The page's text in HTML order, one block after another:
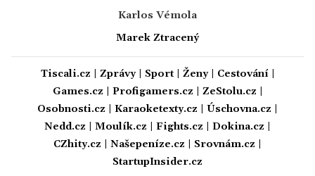
Karlos Vémola
Marek Ztracený
Tiscali.cz Zprávy| Sport| Ženy| Cestování|
Games.cz
Profigamers.cz ZeStolu.cz
Osobnosti.cz
Karaoketexty.cz Úschovna.cz
Nedd.cz
Moulík.cz Fights.cz Dokina.cz
CZhity.cz
Našepeníze.cz Srovnám.cz
StartupInsider.cz